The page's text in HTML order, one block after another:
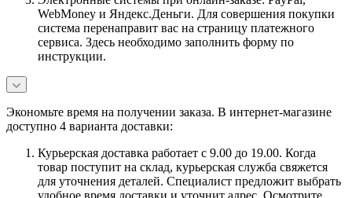
WebMoney и Яндекс.Деньги. Для совершения покупки
система перенаправит вас на страницу платежного
сервиса. Здесь необходимо заполнить форму по
инструкции.
Экономьте время на получении заказа. В интернет-магазине
доступно 4 варианта доставки:
Курьерская доставка работает с 9.00 до 19.00. Когда
товар поступит на склад, курьерская служба свяжется
для уточнения деталей. Специалист предложит выбрать
удобное время доставки и уточнит адрес. Осмотрите